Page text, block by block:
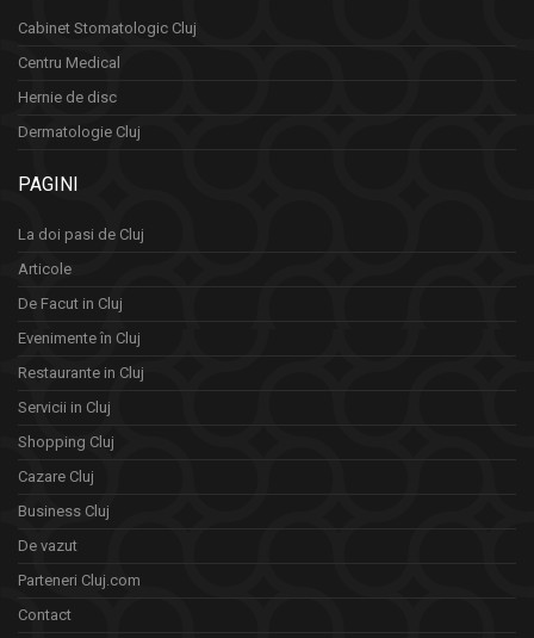
Cabinet Stomatologic Cluj
Centru Medical
Hernie de disc
Dermatologie Cluj
PAGINI
La doi pasi de Cluj
Articole
De Facut in Cluj
Evenimente în Cluj
Restaurante in Cluj
Servicii in Cluj
Shopping Cluj
Cazare Cluj
Business Cluj
De vazut
Parteneri Cluj.com
Contact